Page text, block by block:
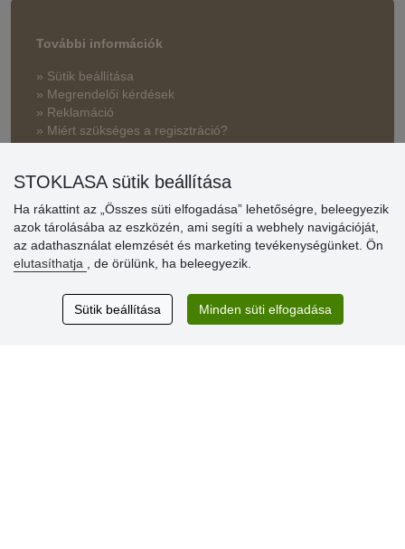
További információk
» Sütik beállítása
» Megrendelői kérdések
» Reklamáció
» Miért szükséges a regisztráció?
vásárlóinknak
» Súgó
Vásárlók
értékelése
STOKLASA sütik beállítása
Ha rákattint az „Összes süti elfogadása” lehetőségre, beleegyezik
azok tárolásába az eszközén, ami segíti a webhely navigációját,
az adathasználat elemzését és marketing tevékenységünket. Ön
elutasíthatja
, de örülünk, ha beleegyezik.
Sütik beállítása Minden süti elfogadása